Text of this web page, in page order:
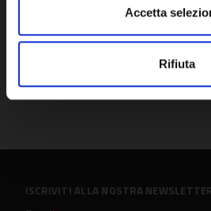
Accetta
Rifiuta
ISCRIVITI ALLA NOSTRA NEWSLETTER